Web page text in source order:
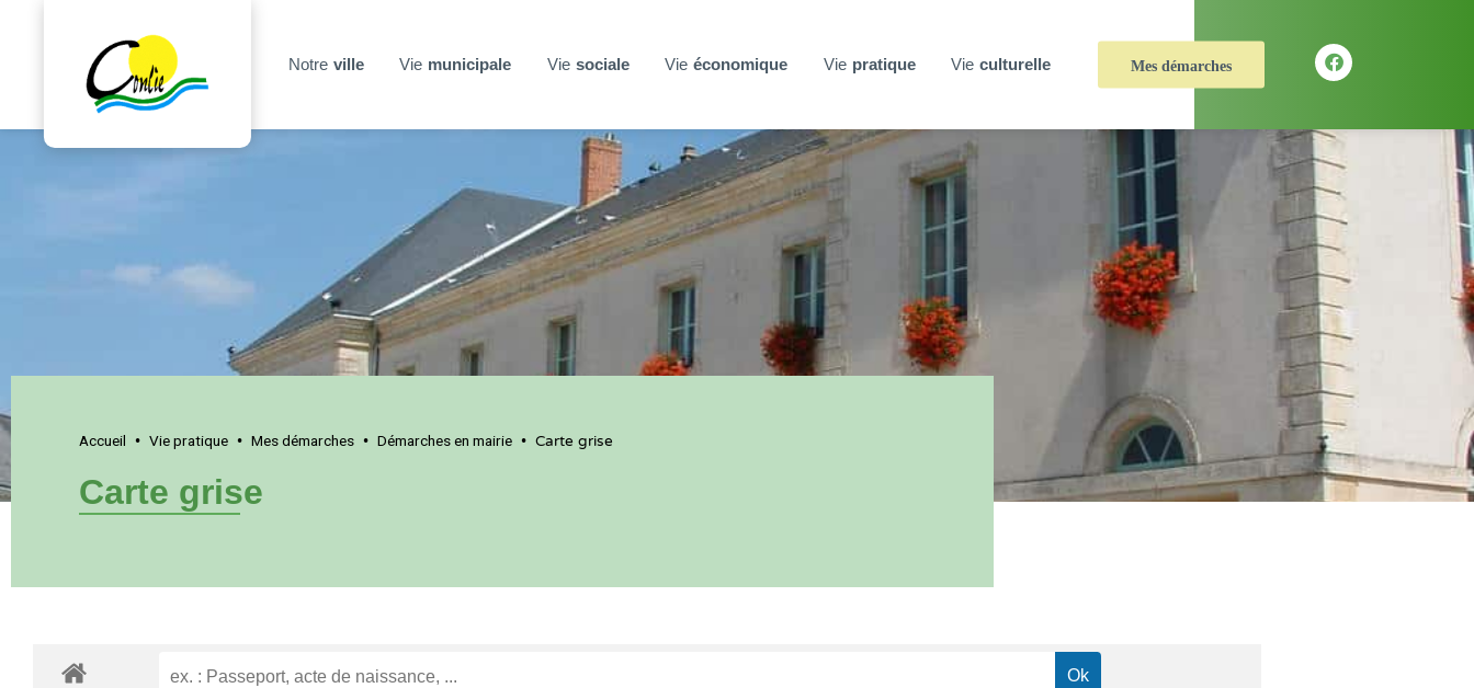
Notre ville Vie municipale Vie sociale Vie économique Vie pratique Vie culturelle Mes démarches
Accueil • Vie pratique • Mes démarches • Démarches en mairie • Carte grise
Carte grise